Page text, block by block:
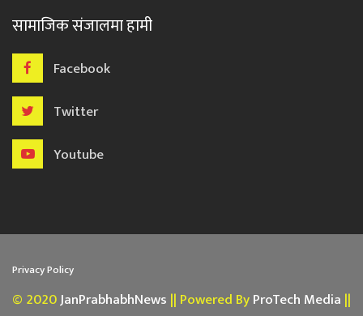
सामाजिक संजालमा हामी
Facebook
Twitter
Youtube
Privacy Policy
© 2020JanPrabhabhNews || Powered ByProTech Media ||